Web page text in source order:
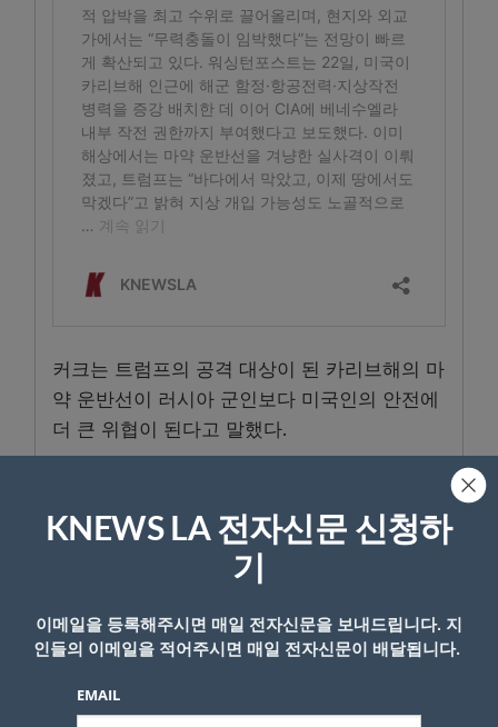
커크는 트럼프의 공격 대상이 된 카리브해의 마
약 운반선이 러시아 군인보다 미국인의 안전에
더 큰 위협이 된다고 말했다.
이러한 변화를 공고히 할 것으로 예상하며, 본
토 방위와 라틴 아메리카를 핵심 국가 안보 우
선순위로 격상시키고 중요 자원을 국내에 더 가
트럼프는 자신과 유사한 정책을 추구하는 우익
KNEWS LA 전자신문 신청하
기
이메일을 등록해주시면 매일 전자신문을 보내드립니다. 지
인들의 이메일을 적어주시면 매일 전자신문이 배달됩니다.
EMAIL